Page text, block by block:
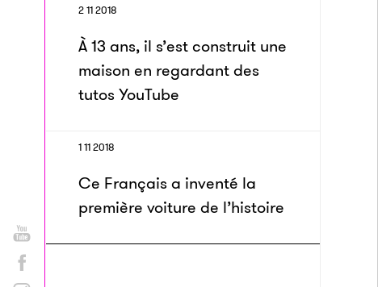
2 11 2018
À 13 ans, il s’est construit une
maison en regardant des
tutos YouTube
1 11 2018
Ce Français a inventé la
première voiture de l’histoire